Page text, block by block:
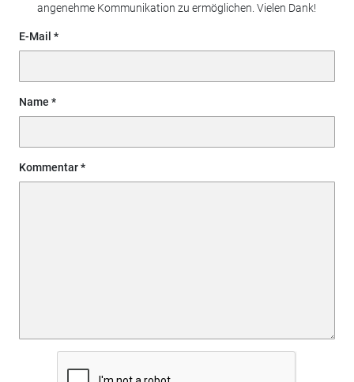
angenehme Kommunikation zu ermöglichen. Vielen Dank!
E-Mail
Name
Kommentar